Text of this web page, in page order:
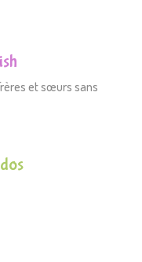
et sœurs sans